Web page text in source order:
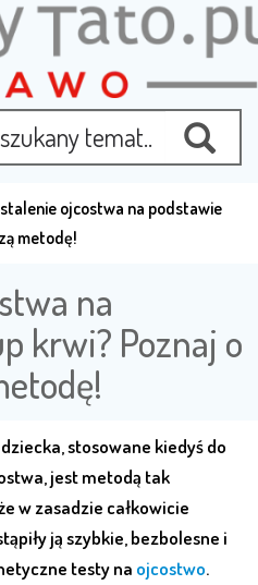
ojcostwa na podstawie
metodę!
na
krwi? Poznaj o
stosowane kiedyś do
jest metodą tak
w zasadzie całkowicie
ją szybkie, bezbolesne i
testy na ojcostwo.